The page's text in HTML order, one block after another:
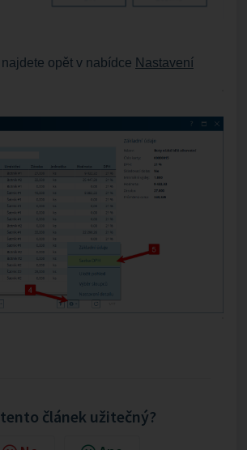
opět v nabídce Nastavení
článek užitečný?